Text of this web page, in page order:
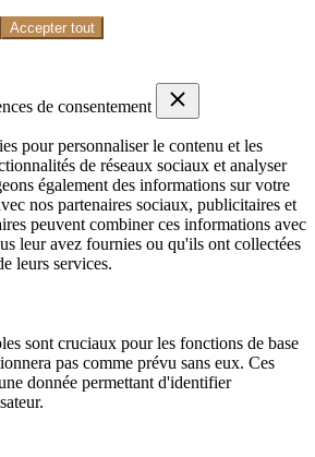
Accepter tout
de consentement
pour personnaliser le contenu et les
de réseaux sociaux et analyser
également des informations sur votre
nos partenaires sociaux, publicitaires et
peuvent combiner ces informations avec
leur avez fournies ou qu'ils ont collectées
leurs services.
sont cruciaux pour les fonctions de base
pas comme prévu sans eux. Ces
donnée permettant d'identifier